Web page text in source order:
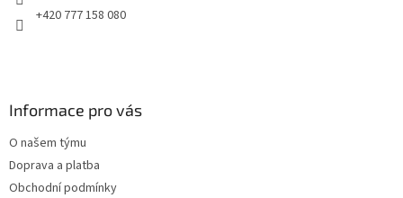
+420 777 158 080
Informace pro vás
O našem týmu
Doprava a platba
Obchodní podmínky